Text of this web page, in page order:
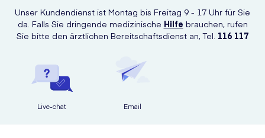
Unser Kundendienst ist Montag bis Freitag 9 - 17 Uhr für Sie
da. Falls Sie dringende medizinische Hilfe brauchen, rufen
Sie bitte den ärztlichen Bereitschaftsdienst an, Tel. 116 117
Live-chat Email